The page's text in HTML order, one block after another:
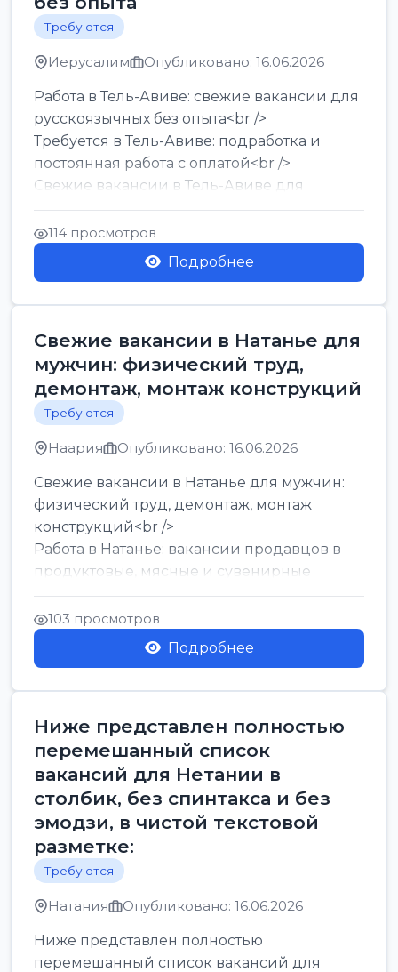
Требуются
Иерусалим Опубликовано: 16.06.2026
Работа в Тель-Авиве: свежие вакансии для
русскоязычных без опыта<br />
Требуется в Тель-Авиве: подработка и
постоянная работа с оплатой<br />
Свежие вакансии в Тель-Авиве для
мужчин и женщин от хозя...
114 просмотров
Подробнее
Свежие вакансии в Натанье для
мужчин: физический труд,
демонтаж, монтаж конструкций
Требуются
Наария Опубликовано: 16.06.2026
Свежие вакансии в Натанье для мужчин:
физический труд, демонтаж, монтаж
конструкций<br />
Работа в Натанье: вакансии продавцов в
продуктовые, мясные и сувенирные
лавки<br />
Разнорабочий на сборку м...
103 просмотров
Подробнее
Ниже представлен полностью
перемешанный список
вакансий для Нетании в
столбик, без спинтакса и без
эмодзи, в чистой текстовой
разметке:
Требуются
Натания Опубликовано: 16.06.2026
Ниже представлен полностью
перемешанный список вакансий для